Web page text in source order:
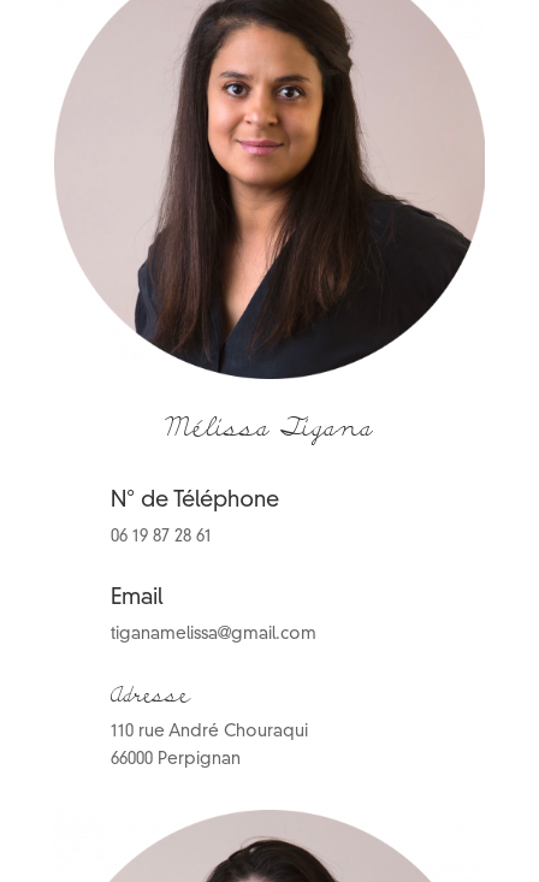
Mélissa Tigana
N° de Téléphone
06 19 87 28 61
Email
tiganamelissa@gmail.com
Adresse
110 rue André Chouraqui
66000 Perpignan